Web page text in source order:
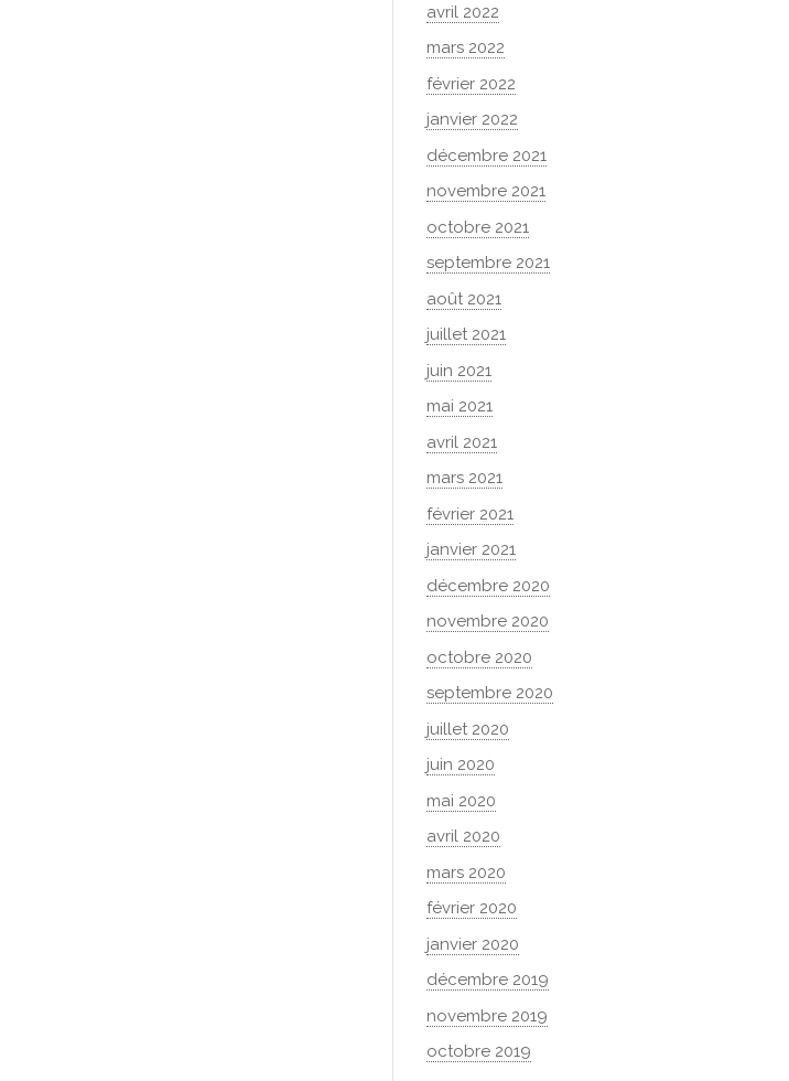
avril 2022
mars 2022
février 2022
janvier 2022
décembre 2021
novembre 2021
octobre 2021
septembre 2021
août 2021
juillet 2021
juin 2021
mai 2021
avril 2021
mars 2021
février 2021
janvier 2021
décembre 2020
novembre 2020
octobre 2020
septembre 2020
juillet 2020
juin 2020
mai 2020
avril 2020
mars 2020
février 2020
janvier 2020
décembre 2019
novembre 2019
octobre 2019